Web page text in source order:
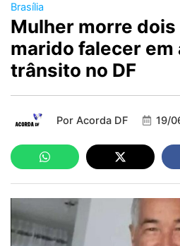
Brasília
Mulher morre dois
marido falecer em
trânsito no DF
Por Acorda DF 19/